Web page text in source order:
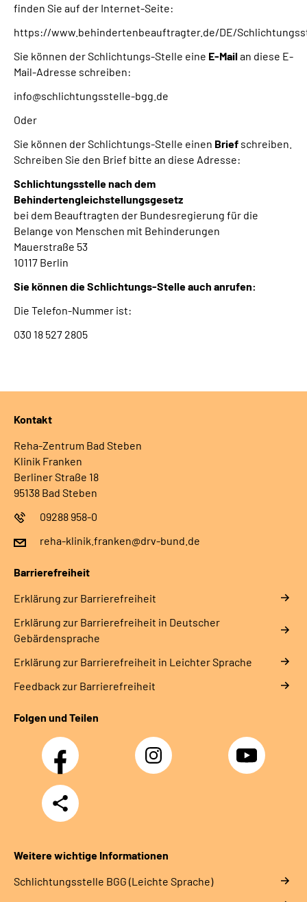
finden Sie auf der Internet-Seite:
https://www.behindertenbeauftragter.de/DE/
Sie können der Schlichtungs-Stelle eine E-Mailan diese E-
Mail-Adresse schreiben:
info@schlichtungsstelle-bgg.de
Oder
Sie können der Schlichtungs-Stelle einen Brief schreiben.
Schreiben Sie den Brief bitte an diese Adresse:
Schlichtungsstelle nach dem
Behindertengleichstellungsgesetz
bei dem Beauftragten der Bundesregierung für die
Belange von Menschen mit Behinderungen
Mauerstraße 53
10117 Berlin
Sie können die Schlichtungs-Stelle auch anrufen:
Die Telefon-Nummer ist:
030 18 527 2805
Kontakt
Reha-Zentrum Bad Steben
Klinik Franken
Berliner Straße 18
95138 Bad Steben
09288 958-0
reha-klinik.franken@drv-bund.de
Barrierefreiheit
Erklärung zur Barrierefreiheit
Erklärung zur Barrierefreiheit in Deutscher
Gebärdensprache
Erklärung zur Barrierefreiheit in Leichter Sprache
Feedback zur Barrierefreiheit
Folgen und Teilen
Facebook Instagram YouTube
Teilen
Weitere wichtige Informationen
Schlich­tungs­stel­le BGG (Leichte Sprache)